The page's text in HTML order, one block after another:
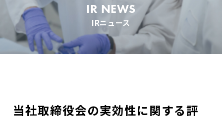
IR NEWS
IRニュース
当社取締役会の実効性に関する評